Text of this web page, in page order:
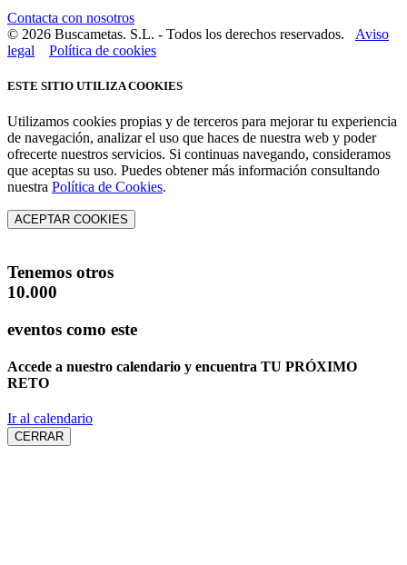
Contacta con nosotros
© 2026 Buscametas. S.L. - Todos los derechos reservados. Aviso
legal
Política de cookies
ESTE SITIO UTILIZA COOKIES
Utilizamos cookies propias y de terceros para mejorar tu experiencia
de navegación, analizar el uso que haces de nuestra web y poder
ofrecerte nuestros servicios. Si continuas navegando, consideramos
que aceptas su uso. Puedes obtener más información consultando
nuestra Política de Cookies.
ACEPTAR COOKIES
Tenemos otros
10.000
eventos como este
Accede a nuestro calendario y encuentra TU PRÓXIMO
RETO
Ir al calendario
CERRAR